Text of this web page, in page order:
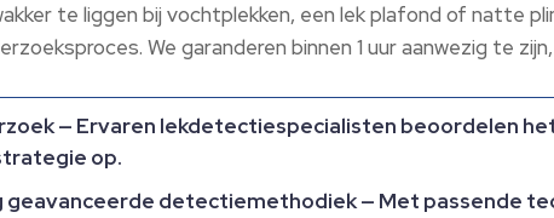
te liggen bij vochtplekken, een lek plafond of natte
We garanderen binnen 1 uur aanwezig te
— Ervaren lekdetectiespecialisten beoordelen
op.​
geavanceerde detectiemethodiek — Met passende